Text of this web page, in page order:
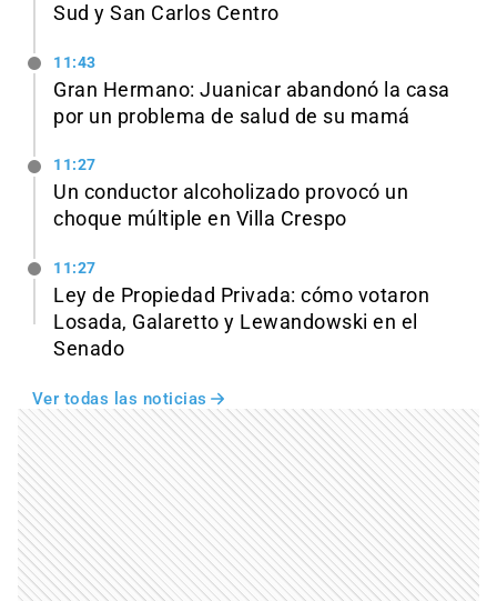
Sud y San Carlos Centro
11:43
Gran Hermano: Juanicar abandonó la casa
por un problema de salud de su mamá
11:27
Un conductor alcoholizado provocó un
choque múltiple en Villa Crespo
11:27
Ley de Propiedad Privada: cómo votaron
Losada, Galaretto y Lewandowski en el
Senado
Ver todas las noticias